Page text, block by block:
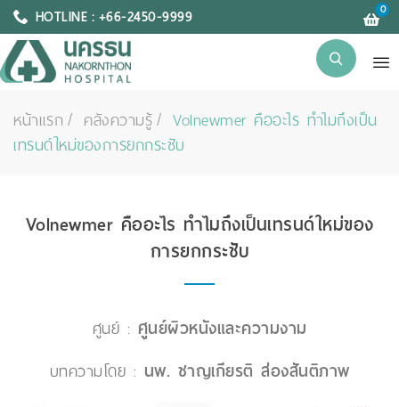
HOTLINE : +66-2450-9999 0
หน้าแรก คลังความรู้
Volnewmer คืออะไร ทำไมถึงเป็น
เทรนด์ใหม่ของการยกกระชับ
Volnewmer คืออะไร ทำไมถึงเป็นเทรนด์ใหม่ของ
การยกกระชับ
ศูนย์ : ศูนย์ผิวหนังและความงาม
บทความโดย : นพ. ชาญเกียรติ ส่องสันติภาพ